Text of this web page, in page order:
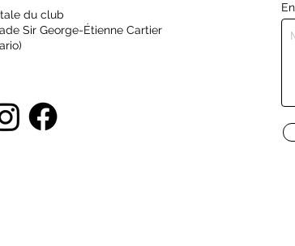
du club
Sir George-Étienne Cartier